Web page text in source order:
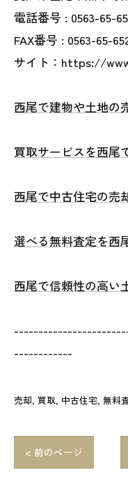
電話番号 : 0563-65-
FAX番号 : 0563-65-
サイト：https://
西尾で建物や土地の
買取サービスを西尾
西尾で中古住宅の売
選べる無料査定を西
西尾で信頼性の高い
------------
売却 買取 中古住宅 無料
< 前のページ